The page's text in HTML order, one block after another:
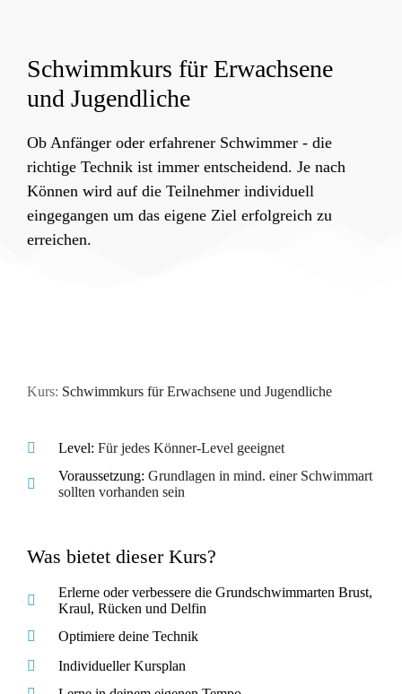
Schwimmkurs für Erwachsene
und Jugendliche
Ob Anfänger oder erfahrener Schwimmer - die
richtige Technik ist immer entscheidend. Je nach
Können wird auf die Teilnehmer individuell
eingegangen um das eigene Ziel erfolgreich zu
erreichen.
Kurs: Schwimmkurs für Erwachsene und Jugendliche
Level: Für jedes Könner-Level geeignet
Voraussetzung: Grundlagen in mind. einer Schwimmart
sollten vorhanden sein
Was bietet dieser Kurs?
Erlerne oder verbessere die Grundschwimmarten Brust,
Kraul, Rücken und Delfin
Optimiere deine Technik
Individueller Kursplan